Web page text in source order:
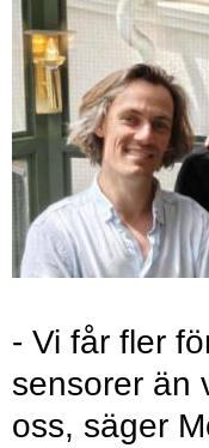
- Vi får fler
sensorer än
oss, säger